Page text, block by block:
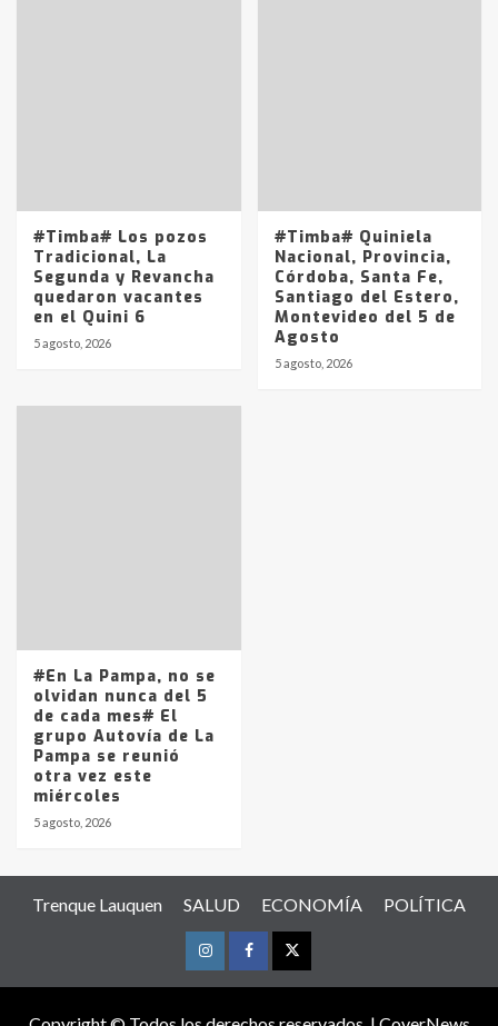
#Timba# Los pozos
Tradicional, La
Segunda y Revancha
quedaron vacantes
en el Quini 6
5 agosto, 2026
#Timba# Quiniela
Nacional, Provincia,
Córdoba, Santa Fe,
Santiago del Estero,
Montevideo del 5 de
Agosto
5 agosto, 2026
#En La Pampa, no se
olvidan nunca del 5
de cada mes# El
grupo Autovía de La
Pampa se reunió
otra vez este
miércoles
5 agosto, 2026
Trenque Lauquen SALUD ECONOMÍA POLÍTICA
InstagramFacebookTwitter